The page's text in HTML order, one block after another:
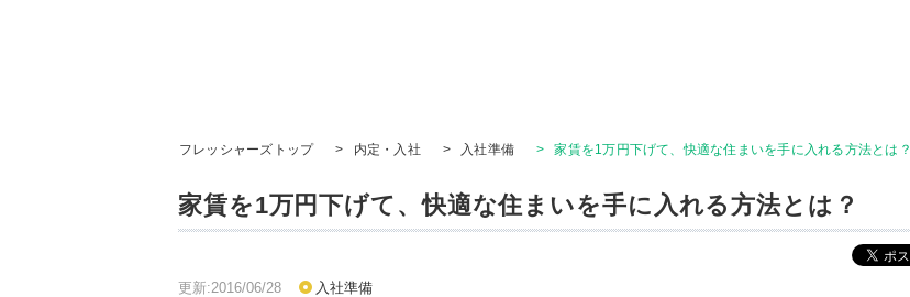
フレッシャーズトップ > 内定・入社 > 入社準備 > 家賃を1万円下げて、快適な住まいを手に入れる方法とは？
家賃を1万円下げて、快適な住まいを手に入れる方法とは？
更新:2016/06/28 入社準備